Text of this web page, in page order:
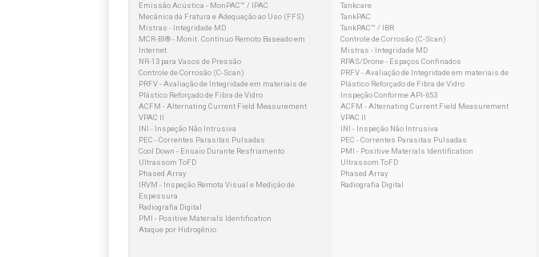
Emissão Acústica - MonPAC™ / IPAC
Mecânica da Fratura e Adequação ao Uso (FFS)
Mistras - Integridade MD
MCR-BI® - Monit. Contínuo Remoto Baseado em
Internet
NR-13 para Vasos de Pressão
Controle de Corrosão (C-Scan)
PRFV - Avaliação de Integridade em materiais de
Plástico Reforçado de Fibra de Vidro
ACFM - Alternating Current Field Measurement
VPAC II
INI - Inspeção Não Intrusiva
PEC - Correntes Parasitas Pulsadas
Cool Down - Ensaio Durante Resfriamento
Ultrassom ToFD
Phased Array
IRVM - Inspeção Remota Visual e Medição de
Espessura
Radiografia Digital
PMI - Positive Materials Identification
Ataque por Hidrogênio
Tankcare
TankPAC
TankPAC™ / IBR
Controle de Corrosão (C-Scan)
Mistras - Integridade MD
RPAS/Drone - Espaços Confinados
PRFV - Avaliação de Integridade em materiais de
Plástico Reforçado de Fibra de Vidro
Inspeção Conforme API-653
ACFM - Alternating Current Field Measurement
VPAC II
INI - Inspeção Não Intrusiva
PEC - Correntes Parasitas Pulsadas
PMI - Positive Materials Identification
Ultrassom ToFD
Phased Array
Radiografia Digital